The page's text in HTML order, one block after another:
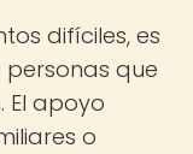
difíciles, es
que
El apoyo
o